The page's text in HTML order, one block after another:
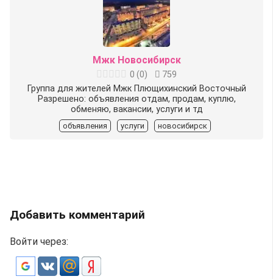
Мжк Новосибирск
0 (0)
759
Группа для жителей Мжк Плющихинский Восточный
Разрешено: объявления отдам, продам, куплю,
обменяю, вакансии, услуги и тд
объявления услуги новосибирск
Добавить комментарий
Войти через: